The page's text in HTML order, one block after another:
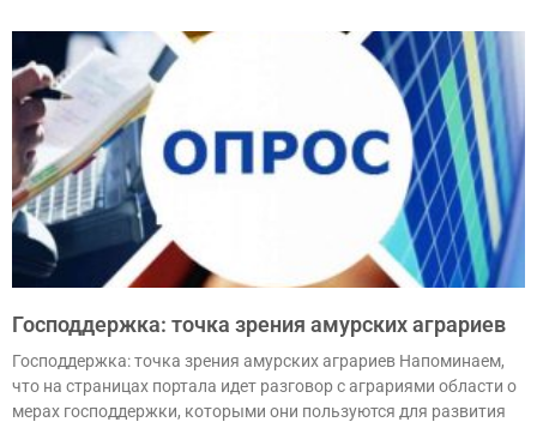
Господдержка: точка зрения амурских аграриев
Господдержка: точка зрения амурских аграриев Напоминаем,
что на страницах портала идет разговор с аграриями области о
мерах господдержки, которыми они пользуются для развития